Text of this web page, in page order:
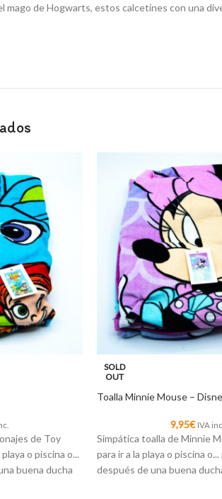
mago de Hogwarts, estos calcetines con una
de Toy
o piscina o...
buena ducha
SOLD
OUT
Toalla Minnie Mouse –
9,95€ IVA inc.
Simpática toalla de Minnie
para ir a la playa o piscina
después de una buena